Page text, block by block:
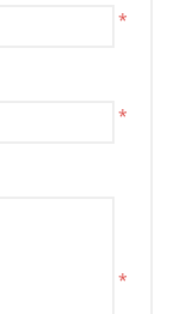
*
*
*